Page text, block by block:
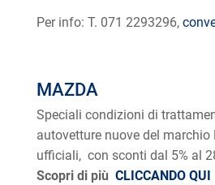
Per info: T. 071 2293296,
MAZDA
Speciali condizioni di
autovetture nuove del
ufficiali, con sconti dal 5% al
Scopri di più CLICCANDO QUI